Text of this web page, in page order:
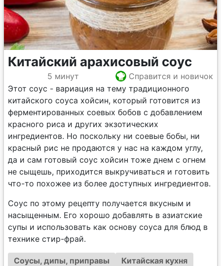
Китайский арахисовый соус
5 минут
Справится и новичок
Этот соус - вариация на тему традиционного
китайского соуса хойсин, который готовится из
ферментированных соевых бобов с добавлением
красного риса и других экзотических
ингредиентов. Но поскольку ни соевые бобы, ни
красный рис не продаются у нас на каждом углу,
да и сам готовый соус хойсин тоже днем с огнем
не сыщешь, приходится выкручиваться и готовить
что-то похожее из более доступных ингредиентов.
Соус по этому рецепту получается вкусным и
насыщенным. Его хорошо добавлять в азиатские
супы и использовать как основу соуса для блюд в
технике стир-фрай.
Соусы, дипы, приправы
Китайская кухня